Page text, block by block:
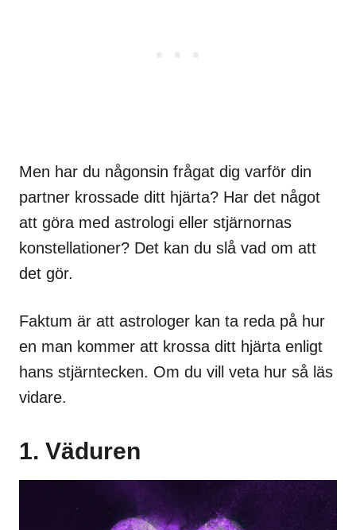
Men har du någonsin frågat dig varför din
partner krossade ditt hjärta? Har det något
att göra med astrologi eller stjärnornas
konstellationer? Det kan du slå vad om att
det gör.
Faktum är att astrologer kan ta reda på hur
en man kommer att krossa ditt hjärta enligt
hans stjärntecken. Om du vill veta hur så läs
vidare.
1. Väduren